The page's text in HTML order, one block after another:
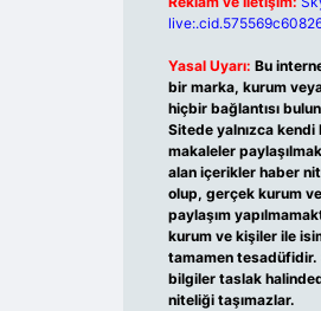
Yasal Uyarı: Bu
bir marka, kurum
hiçbir bağlantısı
Sitede yalnızca kendi
makaleler
alan içerikler haber
olup, gerçek kurum
paylaşım
kurum ve kişiler ile
tamamen
bilgiler taslak
niteliği taşımazlar.